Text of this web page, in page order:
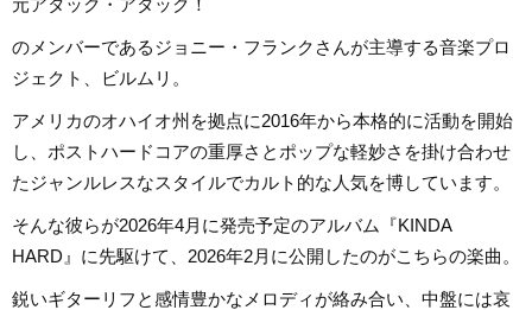
のメンバーであるジョニー・フランクさんが主導する音楽プロ
ジェクト、ビルムリ。
アメリカのオハイオ州を拠点に2016年から本格的に活動を開始
し、ポストハードコアの重厚さとポップな軽妙さを掛け合わせ
たジャンルレスなスタイルでカルト的な人気を博しています。
そんな彼らが2026年4月に発売予定のアルバム『KINDA
HARD』に先駆けて、2026年2月に公開したのがこちらの楽曲。
鋭いギターリフと感情豊かなメロディが絡み合い、中盤には哀